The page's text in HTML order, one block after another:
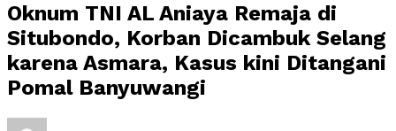
Oknum TNI AL Aniaya Remaja di
Situbondo, Korban Dicambuk Selang
karena Asmara, Kasus kini Ditangani
Pomal Banyuwangi